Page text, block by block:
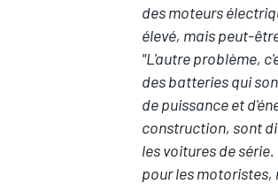
des moteurs
élevé, mais peut-
"L'autre problème,
des batteries qui
de puissance et
construction, sont
les voitures de
pour les motoristes,